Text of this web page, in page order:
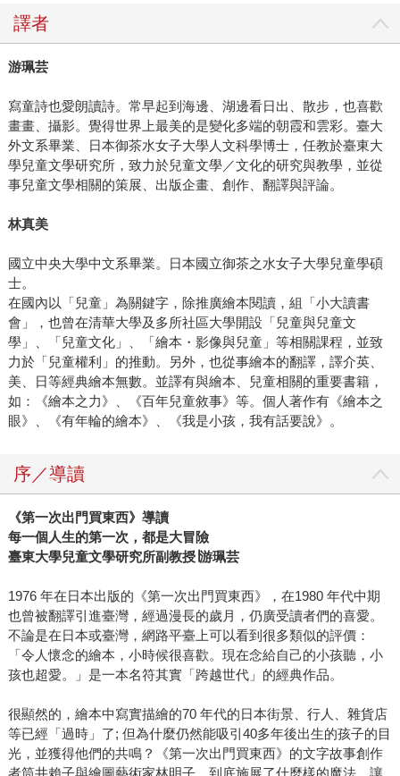
譯者
游珮芸
寫童詩也愛朗讀詩。常早起到海邊、湖邊看日出、散步，也喜歡
畫畫、攝影。覺得世界上最美的是變化多端的朝霞和雲彩。臺大
外文系畢業、日本御茶水女子大學人文科學博士，任教於臺東大
學兒童文學研究所，致力於兒童文學／文化的研究與教學，並從
事兒童文學相關的策展、出版企畫、創作、翻譯與評論。
林真美
國立中央大學中文系畢業。日本國立御茶之水女子大學兒童學碩
士。
在國內以「兒童」為關鍵字，除推廣繪本閱讀，組「小大讀書
會」，也曾在清華大學及多所社區大學開設「兒童與兒童文
學」、「兒童文化」、「繪本・影像與兒童」等相關課程，並致
力於「兒童權利」的推動。另外，也從事繪本的翻譯，譯介英、
美、日等經典繪本無數。並譯有與繪本、兒童相關的重要書籍，
如：《繪本之力》、《百年兒童敘事》等。個人著作有《繪本之
眼》、《有年輪的繪本》、《我是小孩，我有話要說》。
序／導讀
《第一次出門買東西》導讀
每一個人生的第一次，都是大冒險
臺東大學兒童文學研究所副教授∣游珮芸
1976 年在日本出版的《第一次出門買東西》，在1980 年代中期
也曾被翻譯引進臺灣，經過漫長的歲月，仍廣受讀者們的喜愛。
不論是在日本或臺灣，網路平臺上可以看到很多類似的評價：
「令人懷念的繪本，小時候很喜歡。現在念給自己的小孩聽，小
孩也超愛。」是一本名符其實「跨越世代」的經典作品。
很顯然的，繪本中寫實描繪的70 年代的日本街景、行人、雜貨店
等已經「過時」了; 但為什麼仍然能吸引40多年後出生的孩子的目
光，並獲得他們的共鳴？《第一次出門買東西》的文字故事創作
者筒井賴子與繪圖藝術家林明子，到底施展了什麼樣的魔法，讓